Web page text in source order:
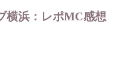
横浜：レポMC感想